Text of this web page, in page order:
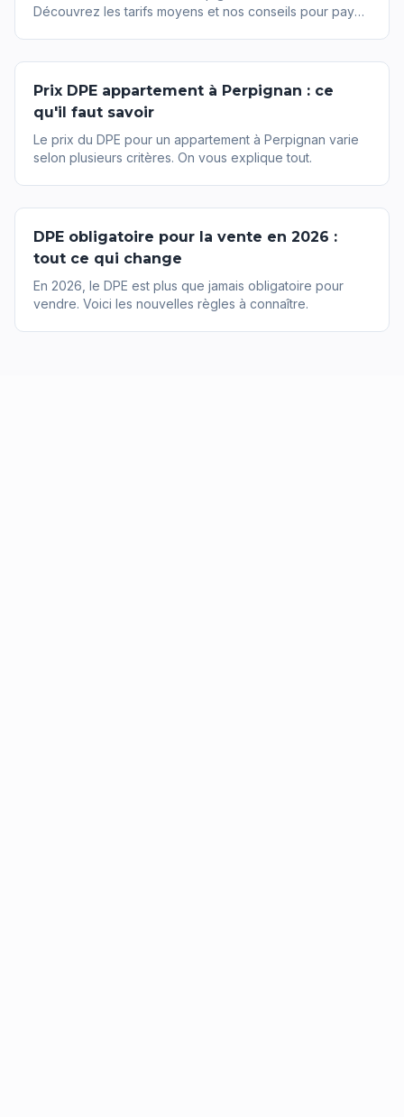
Découvrez les tarifs moyens et nos conseils pour payer
Prix DPE appartement à Perpignan : ce
qu'il faut savoir
Le prix du DPE pour un appartement à Perpignan varie
selon plusieurs critères. On vous explique tout.
DPE obligatoire pour la vente en 2026 :
tout ce qui change
En 2026, le DPE est plus que jamais obligatoire pour
vendre. Voici les nouvelles règles à connaître.